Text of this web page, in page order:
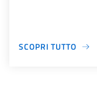
SCOPRI TUTTO